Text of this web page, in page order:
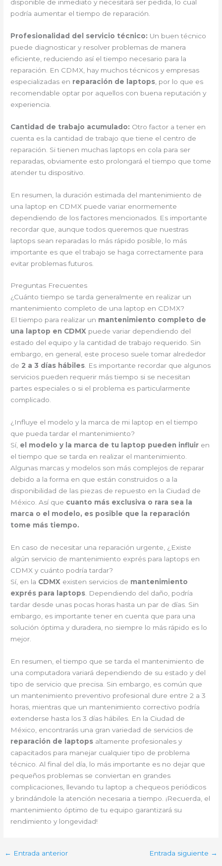
disponible de inmediato y necesitará ser pedida, lo cual
podría aumentar el tiempo de reparación.
Profesionalidad del servicio técnico: Un buen técnico
puede diagnosticar y resolver problemas de manera
eficiente, reduciendo así el tiempo necesario para la
reparación. En CDMX, hay muchos técnicos y empresas
especializadas en reparación de laptops , por lo que es
recomendable optar por aquellos con buena reputación y
experiencia.
Cantidad de trabajo acumulado: Otro factor a tener en
cuenta es la cantidad de trabajo que tiene el centro de
reparación. Si tienen muchas laptops en cola para ser
reparadas, obviamente esto prolongará el tiempo que tome
atender tu dispositivo.
En resumen, la duración estimada del mantenimiento de
una laptop en CDMX puede variar enormemente
dependiendo de los factores mencionados. Es importante
recordar que, aunque todos queremos que nuestras
laptops sean reparadas lo más rápido posible, lo más
importante es que el trabajo se haga correctamente para
evitar problemas futuros.
Preguntas Frecuentes
¿Cuánto tiempo se tarda generalmente en realizar un
mantenimiento completo de una laptop en CDMX?
El tiempo para realizar un mantenimiento completo de
una laptop en CDMX puede variar dependiendo del
estado del equipo y la cantidad de trabajo requerido. Sin
embargo, en general, este proceso suele tomar alrededor
de 2 a 3 días hábiles. Es importante recordar que algunos
servicios pueden requerir más tiempo si se necesitan
partes especiales o si el problema es particularmente
complicado.
¿Influye el modelo y la marca de mi laptop en el tiempo
que pueda tardar el mantenimiento?
Sí, el modelo y la marca de tu laptop pueden influir en
el tiempo que se tarda en realizar el mantenimiento.
Algunas marcas y modelos son más complejos de reparar
debido a la forma en que están construidos o a la
disponibilidad de las piezas de repuesto en la Ciudad de
México. Así que cuanto más exclusiva o rara sea la
marca o el modelo, es posible que la reparación
tome más tiempo.
En caso de necesitar una reparación urgente, ¿Existe
algún servicio de mantenimiento exprés para laptops en
CDMX y cuánto podría tardar?
Sí, en la CDMX existen servicios de mantenimiento
exprés para laptops . Dependiendo del daño, podría
tardar desde unas pocas horas hasta un par de días. Sin
embargo, es importante tener en cuenta que para una
solución óptima y duradera, no siempre lo más rápido es lo
mejor.
En resumen, el tiempo que se tarda el mantenimiento de
una computadora variará dependiendo de su estado y del
tipo de servicio que precisa. Sin embargo, es común que
un mantenimiento preventivo profesional dure entre 2 a 3
horas, mientras que un mantenimiento correctivo podría
extenderse hasta los 3 días hábiles. En la Ciudad de
México, encontrarás una gran variedad de servicios de
reparación de laptops altamente profesionales y
capacitados para manejar cualquier tipo de problema
técnico. Al final del día, lo más importante es no dejar que
pequeños problemas se conviertan en grandes
complicaciones, llevando tu laptop a chequeos periódicos
y brindándole la atención necesaria a tiempo. ¡Recuerda, el
mantenimiento óptimo de tu equipo garantizará su
rendimiento y longevidad!
← Entrada anterior Entrada siguiente →